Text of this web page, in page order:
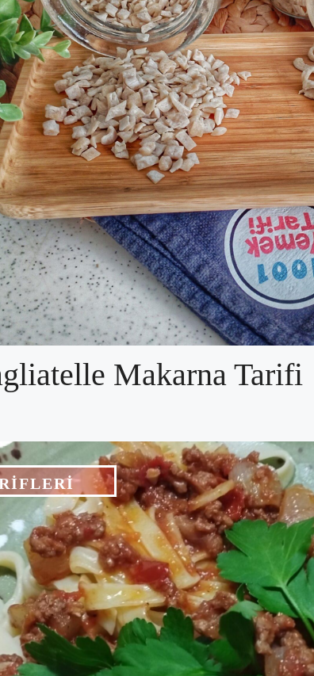
Makarna Tarifi